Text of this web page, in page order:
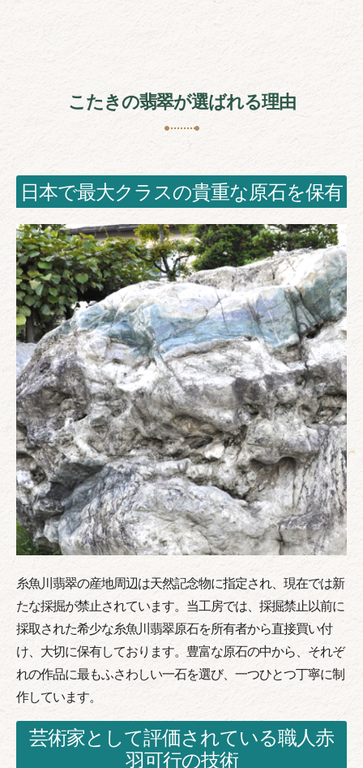
こたきの翡翠が選ばれる理由
日本で最大クラスの貴重な原石を保有
糸魚川翡翠の産地周辺は天然記念物に指定され、現在では新
たな採掘が禁止されています。当工房では、採掘禁止以前に
採取された希少な糸魚川翡翠原石を所有者から直接買い付
け、大切に保有しております。豊富な原石の中から、それぞ
れの作品に最もふさわしい一石を選び、一つひとつ丁寧に制
作しています。
芸術家として評価されている職人赤
羽可行の技術